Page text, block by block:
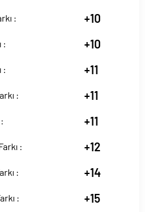
: +10
: +10
: +11
: +11
+11
: +12
: +14
: +15